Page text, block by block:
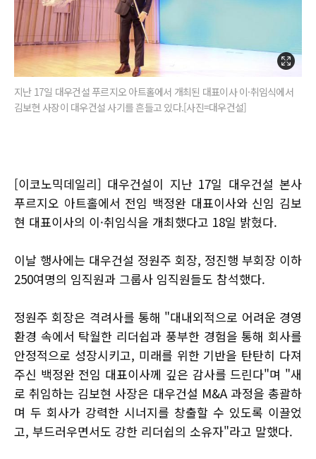
지난 17일 대우건설 푸르지오 아트홀에서 개최된 대표이사 이·취임식에서
김보현 사장이 대우건설 사기를 흔들고 있다.[사진=대우건설]
[이코노믹데일리] 대우건설이 지난 17일 대우건설 본사
푸르지오 아트홀에서 전임 백정완 대표이사와 신임 김보
현 대표이사의 이·취임식을 개최했다고 18일 밝혔다.
이날 행사에는 대우건설 정원주 회장, 정진행 부회장 이하
250여명의 임직원과 그룹사 임직원들도 참석했다.
정원주 회장은 격려사를 통해 "대내외적으로 어려운 경영
환경 속에서 탁월한 리더쉽과 풍부한 경험을 통해 회사를
안정적으로 성장시키고, 미래를 위한 기반을 탄탄히 다져
주신 백정완 전임 대표이사께 깊은 감사를 드린다"며 "새
로 취임하는 김보현 사장은 대우건설 M&A 과정을 총괄하
며 두 회사가 강력한 시너지를 창출할 수 있도록 이끌었
고, 부드러우면서도 강한 리더쉽의 소유자"라고 말했다.